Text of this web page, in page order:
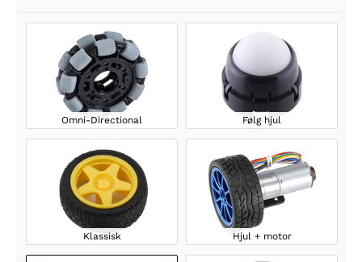
Omni-Directional Følg hjul
Klassisk Hjul + motor